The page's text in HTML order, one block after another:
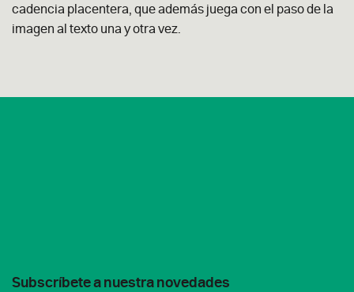
cadencia placentera, que además juega con el paso de la
imagen al texto una y otra vez.
Subscríbete a nuestra novedades